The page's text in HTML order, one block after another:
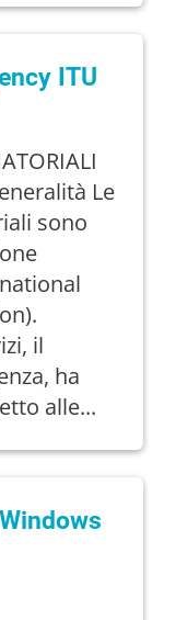
ITU
Le
sono
il
ha
alle...